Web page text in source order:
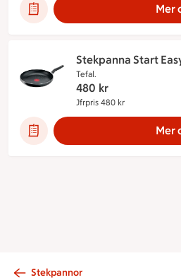
Mer
Stekpanna Start
Tefal.
480 kr
Jfrpris 480 kr
Mer
Stekpannor